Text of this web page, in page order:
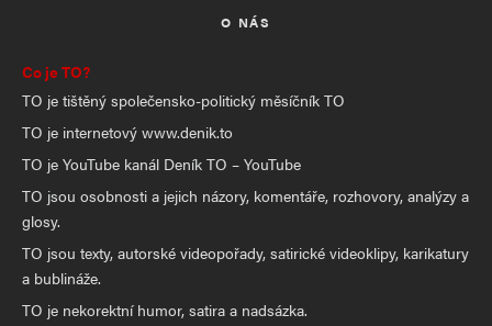
O NÁS
Co je TO?
TO je tištěný společensko-politický měsíčník TO
TO je internetový www.denik.to
TO je YouTube kanál Deník TO – YouTube
TO jsou osobnosti a jejich názory, komentáře, rozhovory, analýzy a
glosy.
TO jsou texty, autorské videopořady, satirické videoklipy, karikatury
a bublináže.
TO je nekorektní humor, satira a nadsázka.